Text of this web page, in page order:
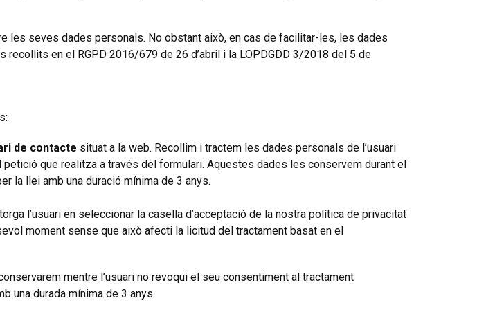
les seves dades personals. No obstant això, en cas de facilitar-les, les dades
en el RGPD 2016/679 de 26 d’abril i la LOPDGDD 3/2018 del 5 de
de contacte situat a la web. Recollim i tractem les dades personals de l’usuari
que realitza a través del formulari. Aquestes dades les conservem durant el
la llei amb una duració mínima de 3 anys.
l’usuari en seleccionar la casella d’acceptació de la nostra política de privacitat
moment sense que això afecti la licitud del tractament basat en el
mentre l’usuari no revoqui el seu consentiment al tractament
una durada mínima de 3 anys.